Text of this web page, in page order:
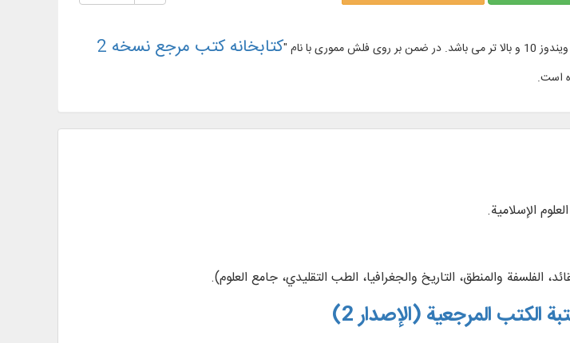
مموری با نام "
کتابخانه کتب مرجع نسخه 2
است.
الفلسفة والمنطق، التاريخ والجغرافيا، الطب التقليدي، جامع العلوم).
الكتب المرجعية (الإصدار 2)